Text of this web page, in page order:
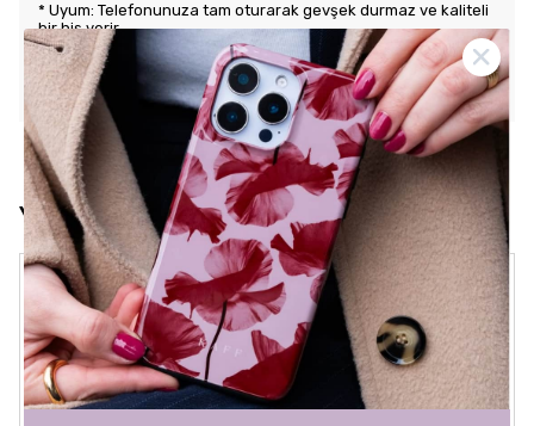
* Uyum: Telefonunuza tam oturarak gevşek durmaz ve kaliteli
bir his verir.
KARGO VE İADE POLİTİKASI
Yorumlar
Crystal Sage
3 Ağustos 2026
Bükra A.
Satın Alınmış